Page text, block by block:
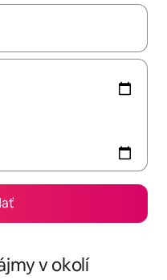
si ich prechádzať
v okolí